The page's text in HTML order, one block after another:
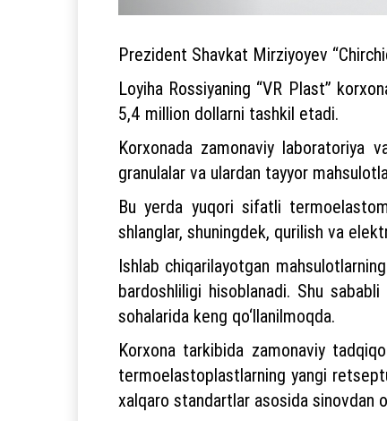
Prezident Shavkat Mirziyoyev
Loyiha Rossiyaning “VR Plast”
5,4 million dollarni tashkil etadi.
Korxonada zamonaviy laboratoriya
granulalar va ulardan tayyor
Bu yerda yuqori sifatli
shlanglar, shuningdek, qurilish va
Ishlab chiqarilayotgan
bardoshliligi hisoblanadi. Shu
sohalarida keng qo‘llanilmoqda.
Korxona tarkibida zamonaviy
termoelastoplastlarning yangi
xalqaro standartlar asosida sinovdan